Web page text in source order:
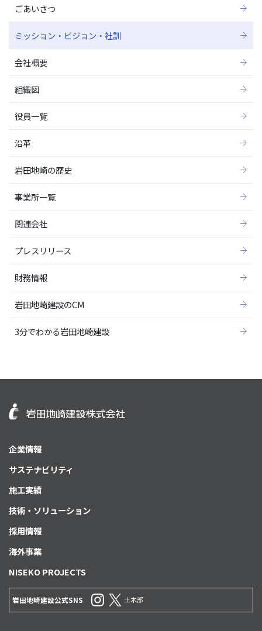
ごあいさつ
ミッション・ビジョン・社訓
会社概要
組織図
役員一覧
沿革
岩田地崎の歴史
事業所一覧
関連会社
プレスリリース
財務情報
岩田地崎建設のCM
3分でわかる岩田地崎建設
企業情報
サステナビリティ
施工実績
技術・ソリューション
採用情報
海外事業
NISEKO PROJECTS
岩田地崎建設公式SNS 土木部